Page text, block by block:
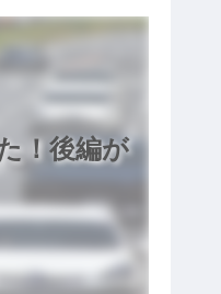
！後編が